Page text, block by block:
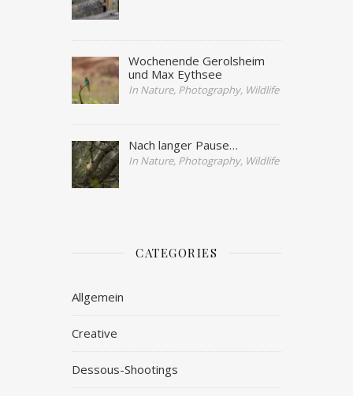
Wochenende Gerolsheim
und Max Eythsee
In Nature, Photography, Wildlife
Nach langer Pause…
In Nature, Photography, Wildlife
CATEGORIES
Allgemein
Creative
Dessous-Shootings